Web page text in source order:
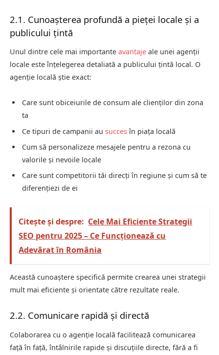
2.1. Cunoașterea profundă a pieței locale și a
publicului țintă
Unul dintre cele mai importante avantaje ale unei agenții
locale este înțelegerea detaliată a publicului țintă local. O
agenție locală știe exact:
Care sunt obiceiurile de consum ale clienților din zona
ta
Ce tipuri de campanii au succesîn piața locală
Cum să personalizeze mesajele pentru a rezona cu
valorile și nevoile locale
Care sunt competitorii tăi direcți în regiune și cum să te
diferențiezi de ei
Citește și despre: Cele Mai Eficiente Strategii
SEO pentru 2025 – Ce Funcționează cu
Adevărat în România
Această cunoaștere specifică permite crearea unei strategii
mult mai eficiente și orientate către rezultate reale.
2.2. Comunicare rapidă și directă
Colaborarea cu o agenție locală facilitează comunicarea
față în față, întâlnirile rapide și discuțiile directe, fără a fi